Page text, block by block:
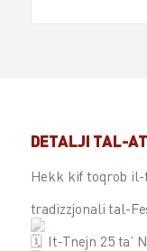
DETALJI TAL-
Hekk kif toqrob
tradizzjonali tal-
It-Tnejn 25 ta’